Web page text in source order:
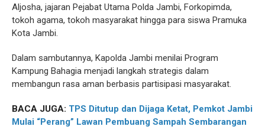
Aljosha, jajaran Pejabat Utama Polda Jambi, Forkopimda,
tokoh agama, tokoh masyarakat hingga para siswa Pramuka
Kota Jambi.
Dalam sambutannya, Kapolda Jambi menilai Program
Kampung Bahagia menjadi langkah strategis dalam
membangun rasa aman berbasis partisipasi masyarakat.
BACA JUGA: TPS Ditutup dan Dijaga Ketat, Pemkot Jambi
Mulai “Perang” Lawan Pembuang Sampah Sembarangan